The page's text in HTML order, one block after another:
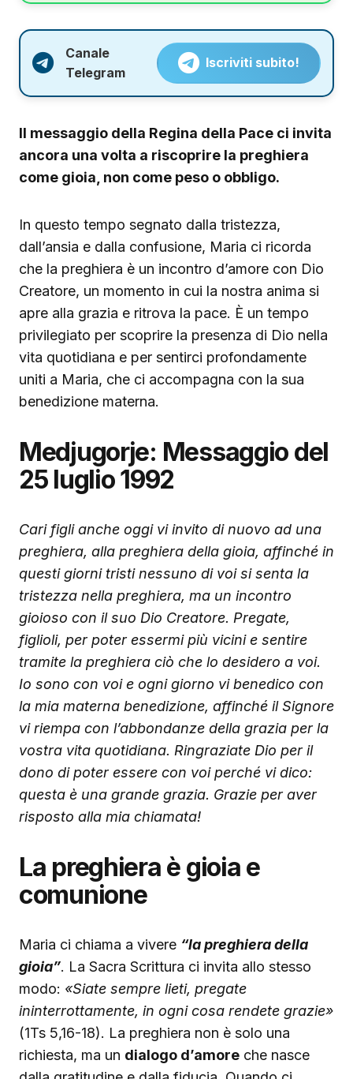
Canale
Telegram
Iscriviti subito!
Il messaggio della Regina della Pace ci invita
ancora una volta a riscoprire la preghiera
come gioia, non come peso o obbligo.
In questo tempo segnato dalla tristezza,
dall’ansia e dalla confusione, Maria ci ricorda
che la preghiera è un incontro d’amore con Dio
Creatore, un momento in cui la nostra anima si
apre alla grazia e ritrova la pace. È un tempo
privilegiato per scoprire la presenza di Dio nella
vita quotidiana e per sentirci profondamente
uniti a Maria, che ci accompagna con la sua
benedizione materna.
Medjugorje: Messaggio del
25 luglio 1992
Cari figli anche oggi vi invito di nuovo ad una
preghiera, alla preghiera della gioia, affinché in
questi giorni tristi nessuno di voi si senta la
tristezza nella preghiera, ma un incontro
gioioso con il suo Dio Creatore. Pregate,
figlioli, per poter essermi più vicini e sentire
tramite la preghiera ciò che lo desidero a voi.
Io sono con voi e ogni giorno vi benedico con
la mia materna benedizione, affinché il Signore
vi riempa con l’abbondanze della grazia per la
vostra vita quotidiana. Ringraziate Dio per il
dono di poter essere con voi perché vi dico:
questa è una grande grazia. Grazie per aver
risposto alla mia chiamata!
La preghiera è gioia e
comunione
Maria ci chiama a vivere “la preghiera della
gioia”. La Sacra Scrittura ci invita allo stesso
modo: «Siate sempre lieti, pregate
ininterrottamente, in ogni cosa rendete grazie»
(1Ts 5,16-18). La preghiera non è solo una
richiesta, ma un dialogo d’amore che nasce